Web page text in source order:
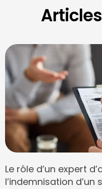
Articles
Le rôle d’un expert
l’indemnisation d’un